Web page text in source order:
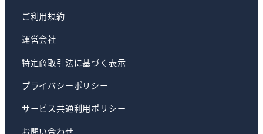
ご利用規約
運営会社
特定商取引法に基づく表示
プライバシーポリシー
サービス共通利用ポリシー
お問い合わせ